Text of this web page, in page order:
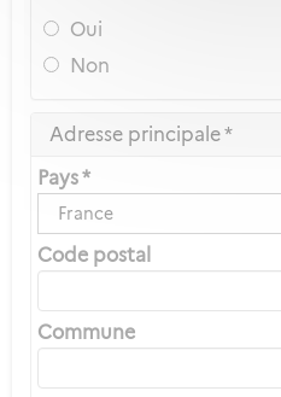
Oui
Non
Adresse principale *
Pays *
France
Code postal
Commune